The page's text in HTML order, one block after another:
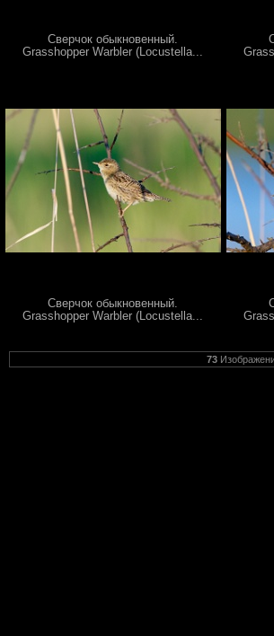
Сверчок обыкновенный.
Grasshopper Warbler (Locustella...
Сверчок обыкновенный.
Grasshopper Warbler (Locustella...
73